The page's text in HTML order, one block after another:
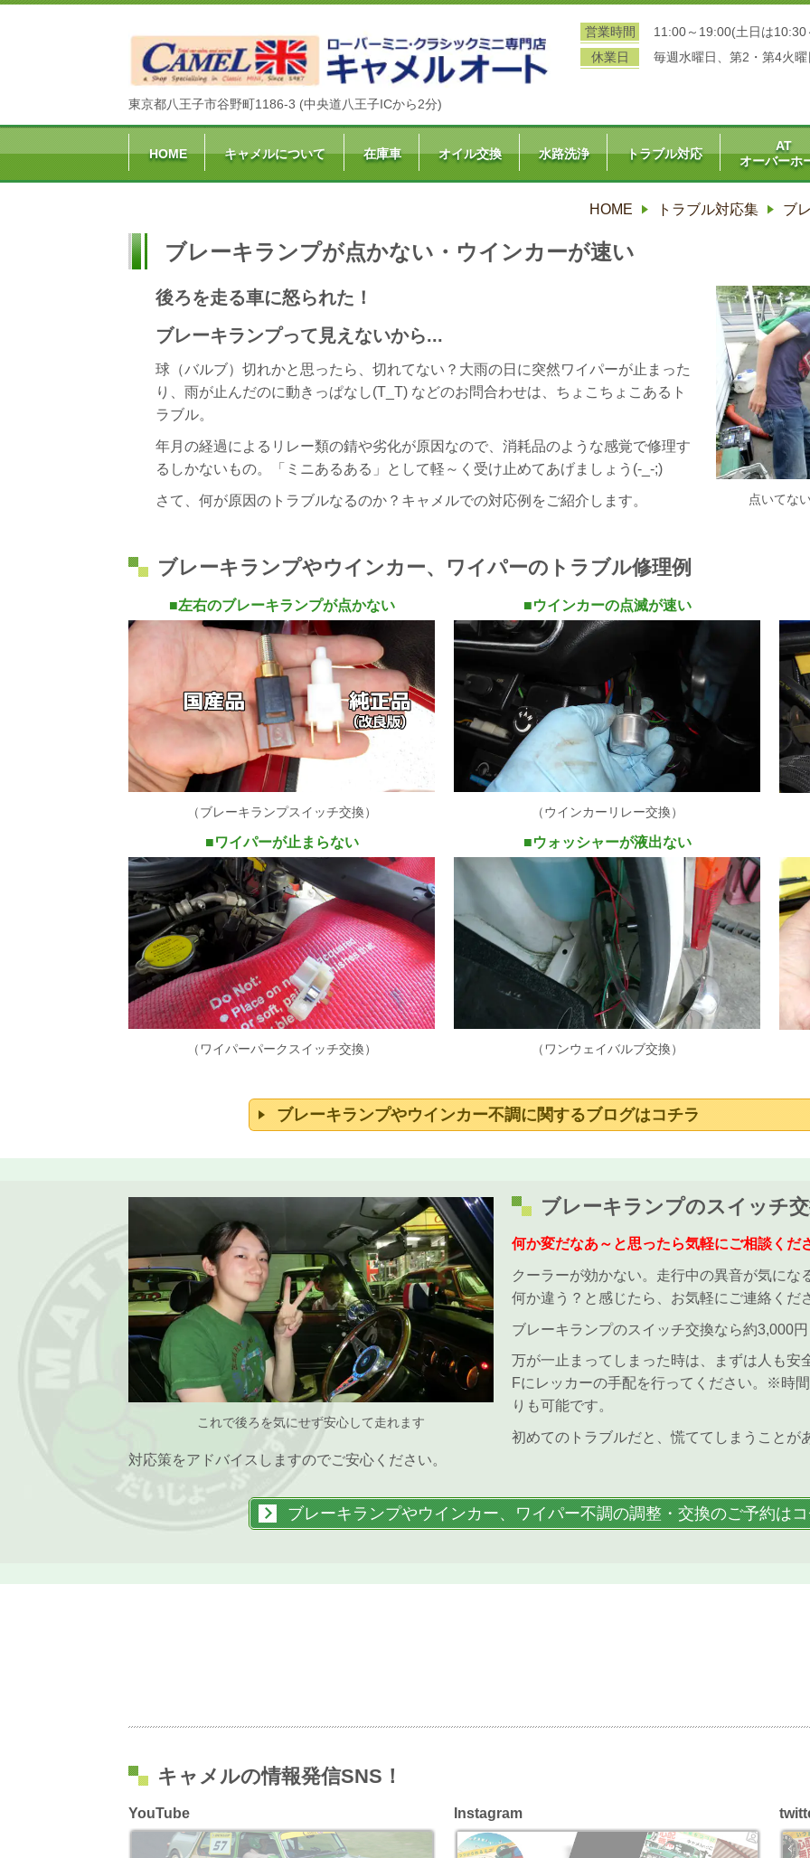
東京都八王子市谷野町1186-3 (中央道八王子ICから2分)
営業時間
11:00～19:00(土日は
休業日
毎週水曜日、第2・第4火曜
HOME キャメルについて 在庫車 オイル交換 水路洗浄 トラブル対応
AT
オーバーホ
HOME トラブル対応集 ブ
ブレーキランプが点かない・ウインカーが速い
点いてな
後ろを走る車に怒られた！
ブレーキランプって見えないから...
球（バルブ）切れかと思ったら、切れてない？大雨の日に突然ワイパーが止まった
り、雨が止んだのに動きっぱなし(T_T) などのお問合わせは、ちょこちょこあるト
ラブル。
年月の経過によるリレー類の錆や劣化が原因なので、消耗品のような感覚で修理す
るしかないもの。「ミニあるある」として軽～く受け止めてあげましょう(-_-;)
さて、何が原因のトラブルなるのか？キャメルでの対応例をご紹介します。
ブレーキランプやウインカー、ワイパーのトラブル修理例
■左右のブレーキランプが点かない
（ブレーキランプスイッチ交換）
■ウインカーの点滅が速い
（ウインカーリレー交換）
■ワイパーが止まらない
（ワイパーパークスイッチ交換）
■ウォッシャーが液出ない
（ワンウェイバルブ交換）
ブレーキランプやウインカー不調に関するブログはコチラ
これで後ろを気にせず安心して走れます
ブレーキランプのスイッチ
何か変だなあ～と思ったら気軽にご相談くだ
クーラーが効かない。走行中の異音が気に
何か違う？と感じたら、お気軽にご連絡くだ
ブレーキランプのスイッチ交換なら約3,000
万が一止まってしまった時は、まずは人も
Fにレッカーの手配を行ってください。※時
りも可能です。
初めてのトラブルだと、慌ててしまうことが
対応策をアドバイスしますのでご安心ください。
ブレーキランプやウインカー、ワイパー不調の調整・交換のご予約は
キャメルの情報発信SNS！
YouTube Instagram